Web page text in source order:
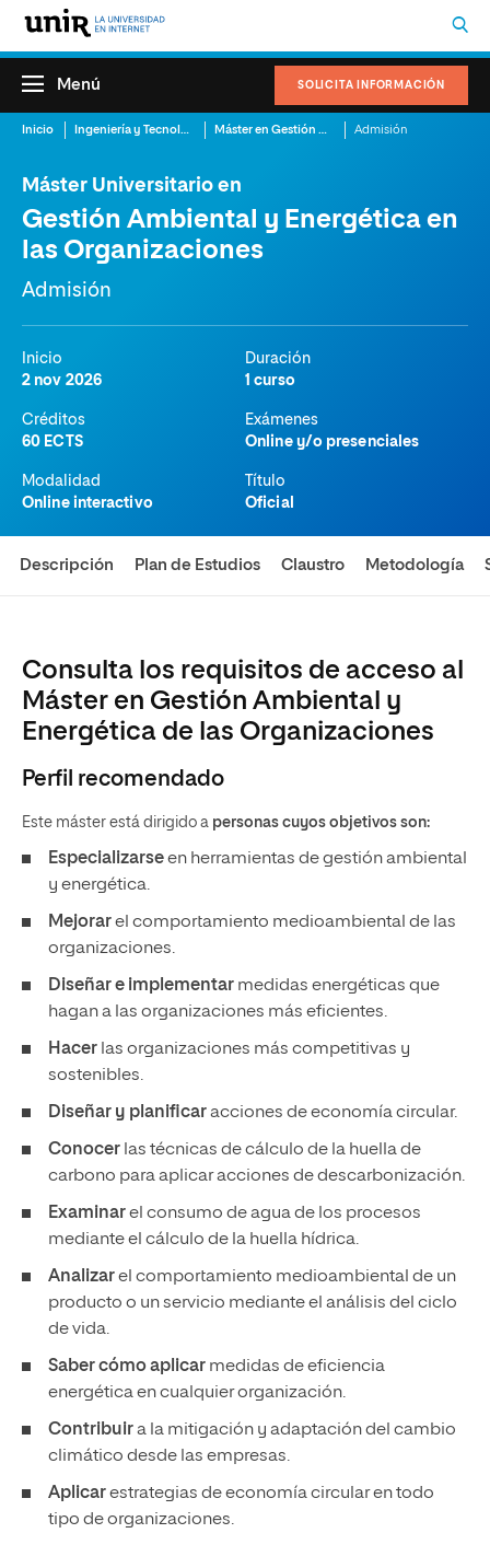
SOLICITA INFORMACIÓN
Menú
Inicio Ingeniería y Tecnología Máster en Gestión Ambiental Admisión
Máster Universitario en
Gestión Ambiental y Energética en
las Organizaciones
Admisión
Inicio
2 nov 2026
Duración
1 curso
Créditos
60 ECTS
Exámenes
Online y/o presenciales
Modalidad
Online interactivo
Título
Oficial
Descripción Plan de Estudios Claustro Metodología
Consulta los requisitos de acceso al
Máster en Gestión Ambiental y
Energética de las Organizaciones
Perfil recomendado
Este máster está dirigido a personas cuyos objetivos son:
Especializarseen herramientas de gestión ambiental
y energética.
Mejorarel comportamiento medioambiental de las
organizaciones.
Diseñar e implementar medidas energéticas que
hagan a las organizaciones más eficientes.
Hacer las organizaciones más competitivas y
sostenibles.
Diseñar y planificaracciones de economía circular.
Conocer las técnicas de cálculo de la huella de
carbono para aplicar acciones de descarbonización.
Examinarel consumo de agua de los procesos
mediante el cálculo de la huella hídrica.
Analizarel comportamiento medioambiental de un
producto o un servicio mediante el análisis del ciclo
de vida.
Saber cómo aplicar medidas de eficiencia
energética en cualquier organización.
Contribuira la mitigación y adaptación del cambio
climático desde las empresas.
Aplicarestrategias de economía circular en todo
tipo de organizaciones.